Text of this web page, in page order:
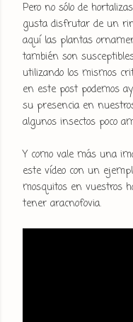
Pero no sólo de
gusta disfrutar de un
aquí las plantas
también son
utilizando los mismos
en este post podemos
su presencia en
algunos insectos poco
Y como vale más una
este vídeo con un
mosquitos en vuestros
tener aracnofovia.